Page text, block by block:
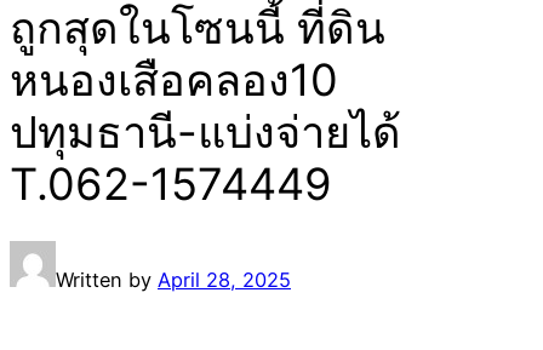
ถูกสุดในโซนนี้ ที่ดิน
หนองเสือคลอง10
ปทุมธานี-แบ่งจ่ายได้
T.062-1574449
Written by April 28, 2025